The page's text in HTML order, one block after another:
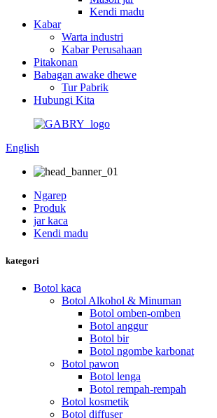
Kendi madu
Kabar
Warta industri
Kabar Perusahaan
Pitakonan
Babagan awake dhewe
Tur Pabrik
Hubungi Kita
English
Ngarep
Produk
jar kaca
Kendi madu
kategori
Botol kaca
Botol Alkohol & Minuman
Botol omben-omben
Botol anggur
Botol bir
Botol ngombe karbonat
Botol pawon
Botol lenga
Botol rempah-rempah
Botol kosmetik
Botol diffuser